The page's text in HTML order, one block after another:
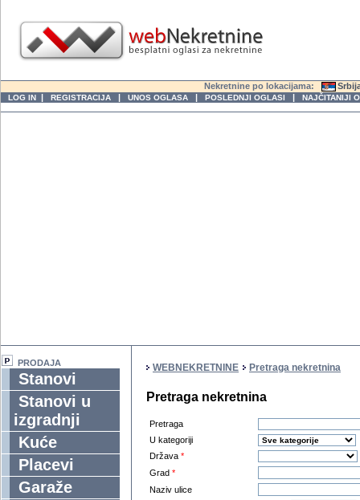
Nekretnine po lokacijama:
LOG IN | REGISTRACIJA | UNOS OGLASA | POSLEDNJI OGLASI | NAJČITANIJI
PRODAJA
Stanovi
Stanovi u
izgradnji
Kuće
Placevi
Garaže
WEBNEKRETNINE Pretraga nekretnina
Pretraga nekretnina
Pretraga
U kategoriji
Država *
Grad *
Naziv ulice